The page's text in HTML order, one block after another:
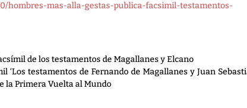
hombres-mas-alla-gestas-publica-facsimil-testamentos-
de los testamentos de Magallanes y Elcano
testamentos de Fernando de Magallanes y Juan
la Primera Vuelta al Mundo